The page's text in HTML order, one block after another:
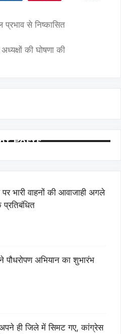
से निष्कासित
की घोषणा की
Posts
भारी वाहनों की आवाजाही अगले
पौधरोपण अभियान का शुभारंभ
ही जिले में सिमट गए, कांग्रेस